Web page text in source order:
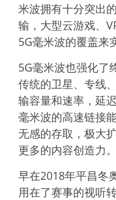
米波拥有十分突出
输，大型云游戏、
5G毫米波的覆盖来
5G毫米波也强化了
传统的卫星、专线
输容量和速率，延
毫米波的高速链接
无感的存取，极大
更多的内容创造力。
早在2018年平昌冬
用在了赛事的视听